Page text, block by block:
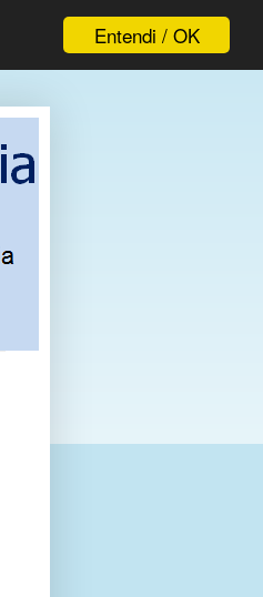
Entendi / OK